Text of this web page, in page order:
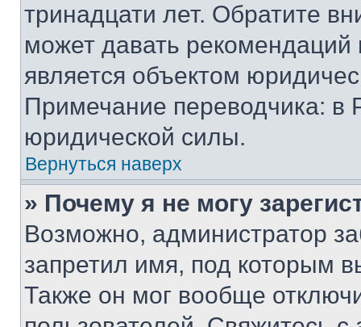
тринадцати лет. Обратите
может давать
является объектом
Примечание переводчика: в
юридической силы.
Вернуться наверх
» Почему я не могу
Возможно, администратор
запретил имя, под которым
Также он мог вообще